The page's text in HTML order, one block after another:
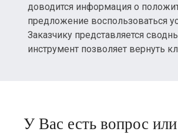
доводится информация о
предложение воспользоваться
Заказчику представляется
инструмент позволяет вернуть
У Вас есть вопрос